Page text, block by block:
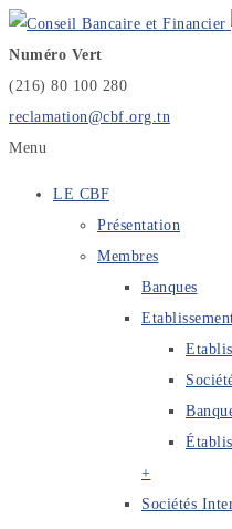
Numéro Vert
(216) 80 100 280
reclamation@cbf.org.tn
Menu
LE CBF
Présentation
Membres
Banques
+
Sociétés